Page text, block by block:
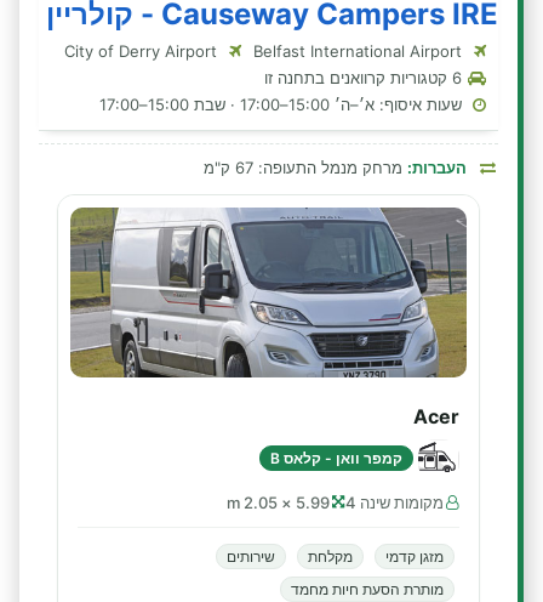
Causeway Campers IRE - קולריין
שעות איסוף: א׳–ה׳ 15:00–17:00 · שבת 15:00–17:00
העברות: מרחק מנמל התעופה: 67 ק"מ
Acer
קמפר וואן - קלאס B
מקומות שינה 4 5.99 × 2.05 m
מזגן קדמי מקלחת
שירותים
מותרת הסעת חיות מחמד